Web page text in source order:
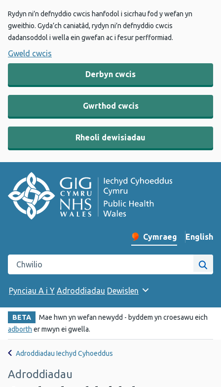
Rydyn ni’n defnyddio cwcis hanfodol i sicrhau fod y wefan yn
gweithio. Gyda’ch caniatâd, rydyn ni’n defnyddio cwcis
dadansoddol i wella ein gwefan ac i fesur perfformiad.
Gweld cwcis
Derbyn cwcis
Gwrthod cwcis
Rheoli dewisiadau
Newid iaith y wefan
Cymraeg English
–
Chwilio gwefan Iechyd Cyhoeddus Cymru
Pynciau A i Y Adroddiadau Dewislen
BETA
Mae hwn yn wefan newydd - byddem yn croesawu eich
adborth er mwyn ei gwella.
Adroddiadau Iechyd Cyhoeddus
Adroddiadau